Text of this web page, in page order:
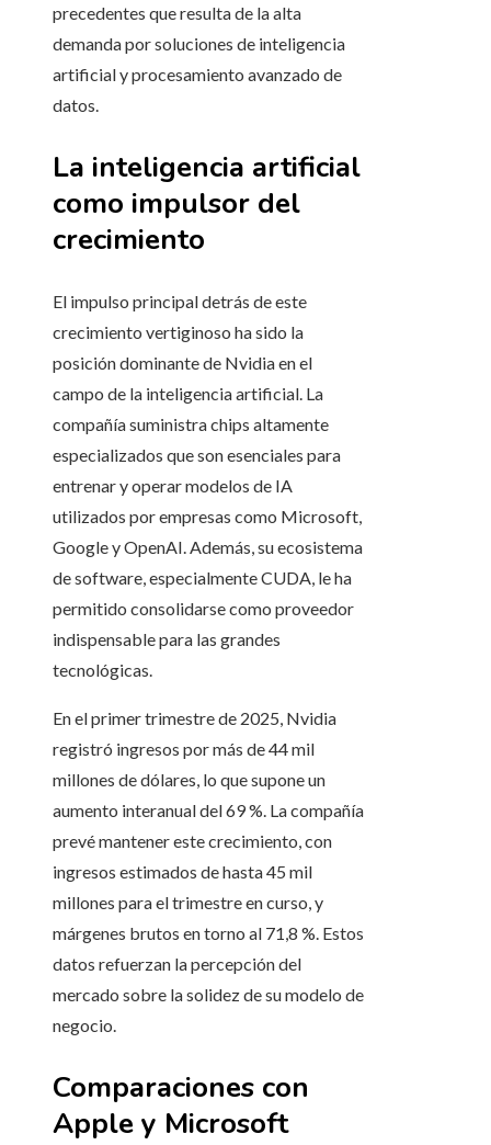
precedentes que resulta de la alta
demanda por soluciones de inteligencia
artificial y procesamiento avanzado de
datos.
La inteligencia artificial
como impulsor del
crecimiento
El impulso principal detrás de este
crecimiento vertiginoso ha sido la
posición dominante de Nvidia en el
campo de la inteligencia artificial. La
compañía suministra chips altamente
especializados que son esenciales para
entrenar y operar modelos de IA
utilizados por empresas como Microsoft,
Google y OpenAI. Además, su ecosistema
de software, especialmente CUDA, le ha
permitido consolidarse como proveedor
indispensable para las grandes
tecnológicas.
En el primer trimestre de 2025, Nvidia
registró ingresos por más de 44 mil
millones de dólares, lo que supone un
aumento interanual del 69 %. La compañía
prevé mantener este crecimiento, con
ingresos estimados de hasta 45 mil
millones para el trimestre en curso, y
márgenes brutos en torno al 71,8 %. Estos
datos refuerzan la percepción del
mercado sobre la solidez de su modelo de
negocio.
Comparaciones con
Apple y Microsoft